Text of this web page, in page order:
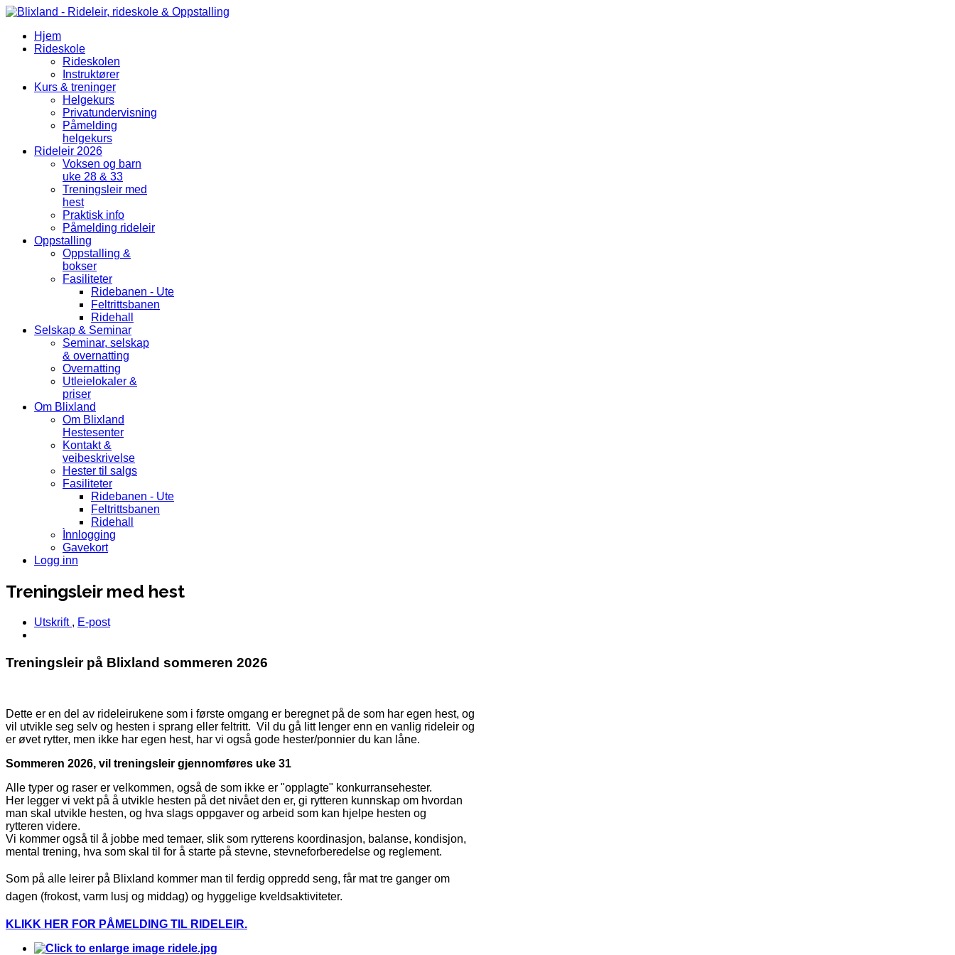
Hjem
Rideskole
Rideskolen
Instruktører
Kurs & treninger
Helgekurs
Privatundervisning
Påmelding
helgekurs
Rideleir 2026
Voksen og barn
uke 28 & 33
Treningsleir med
hest
Praktisk info
Påmelding rideleir
Oppstalling
Oppstalling &
bokser
Fasiliteter
Ridebanen - Ute
Feltrittsbanen
Ridehall
Selskap & Seminar
Seminar, selskap
& overnatting
Overnatting
Utleielokaler &
priser
Om Blixland
Om Blixland
Hestesenter
Kontakt &
veibeskrivelse
Hester til salgs
Fasiliteter
Ridebanen - Ute
Feltrittsbanen
Ridehall
Ìnnlogging
Gavekort
Logg inn
Treningsleir med hest
Utskrift , E-post
Treningsleir på Blixland sommeren 2026
Dette er en del av rideleirukene som i første omgang er beregnet på de som har egen hest, og
vil utvikle seg selv og hesten i sprang eller feltritt. Vil du gå litt lenger enn en vanlig rideleir og
er øvet rytter, men ikke har egen hest, har vi også gode hester/ponnier du kan låne.
Sommeren 2026, vil treningsleir gjennomføres uke 31
Alle typer og raser er velkommen, også de som ikke er "opplagte" konkurransehester.
Her legger vi vekt på å utvikle hesten på det nivået den er, gi rytteren kunnskap om hvordan
man skal utvikle hesten, og hva slags oppgaver og arbeid som kan hjelpe hesten og
rytteren videre.
Vi kommer også til å jobbe med temaer, slik som rytterens koordinasjon, balanse, kondisjon,
mental trening, hva som skal til for å starte på stevne, stevneforberedelse og reglement.
Som på alle leirer på Blixland kommer man til ferdig oppredd seng, får mat tre ganger om
dagen (frokost, varm lusj og middag) og hyggelige kveldsaktiviteter.
KLIKK HER FOR PÅMELDING TIL RIDELEIR.